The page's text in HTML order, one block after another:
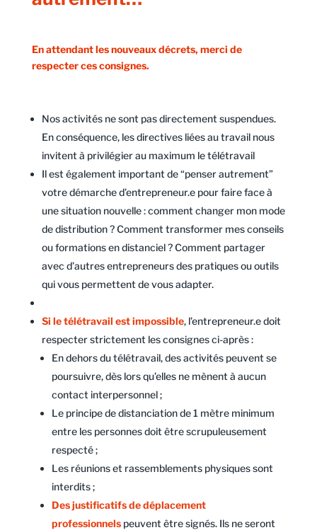
En attendant les nouveaux décrets, merci de
respecter ces consignes.
Nos activités ne sont pas directement suspendues.
En conséquence, les directives liées au travail nous
invitent à privilégier au maximum le télétravail
Il est également important de “penser autrement”
votre démarche d’entrepreneur.e pour faire face à
une situation nouvelle : comment changer mon mode
de distribution ? Comment transformer mes conseils
ou formations en distanciel ? Comment partager
avec d’autres entrepreneurs des pratiques ou outils
qui vous permettent de vous adapter.
Si le télétravail est impossible, l’entrepreneur.e doit
respecter strictement les consignes ci-après :
En dehors du télétravail, des activités peuvent se
poursuivre, dès lors qu’elles ne mènent à aucun
contact interpersonnel ;
Le principe de distanciation de 1 mètre minimum
entre les personnes doit être scrupuleusement
respecté ;
Les réunions et rassemblements physiques sont
interdits ;
Des justificatifs de déplacement
professionnelspeuvent être signés. Ils ne seront